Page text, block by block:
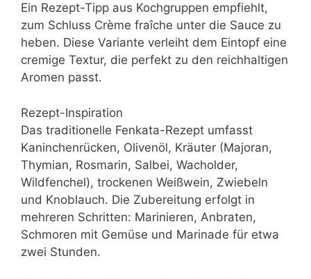
Ein Rezept-Tipp aus Kochgruppen empfiehlt,
zum Schluss Crème fraîche unter die Sauce zu
heben. Diese Variante verleiht dem Eintopf eine
cremige Textur, die perfekt zu den reichhaltigen
Aromen passt.
Rezept-Inspiration
Das traditionelle Fenkata-Rezept umfasst
Kaninchenrücken, Olivenöl, Kräuter (Majoran,
Thymian, Rosmarin, Salbei, Wacholder,
Wildfenchel), trockenen Weißwein, Zwiebeln
und Knoblauch. Die Zubereitung erfolgt in
mehreren Schritten: Marinieren, Anbraten,
Schmoren mit Gemüse und Marinade für etwa
zwei Stunden.